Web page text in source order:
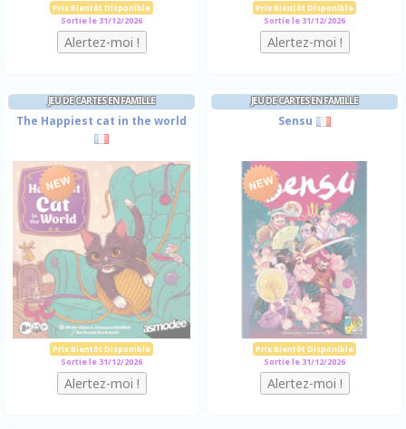
Prix Bientôt Disponible
Sortie le 31/12/2026
Prix Bientôt Disponible
Sortie le 31/12/2026
JEU DE CARTES EN FAMILLE
The Happiest cat in the world
Prix Bientôt Disponible
Sortie le 31/12/2026
JEU DE CARTES EN FAMILLE
Sensu
Prix Bientôt Disponible
Sortie le 31/12/2026